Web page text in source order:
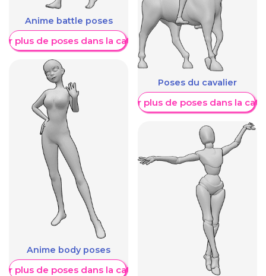
Anime battle poses
plus de poses dans la catégorie
Anime body poses
plus de poses dans la catégorie
Poses du cavalier
Afficher plus de poses dans la